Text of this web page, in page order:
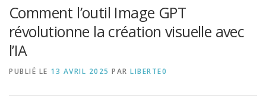
LANGAGE INFORMATIQUE
FORMATION PROGRAMATION INTÉGRATION
Comment l’outil Image GPT
révolutionne la création visuelle avec
l’IA
PUBLIÉ LE 13 AVRIL 2025 PAR LIBERTE0